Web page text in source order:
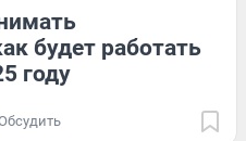
будет работать
году